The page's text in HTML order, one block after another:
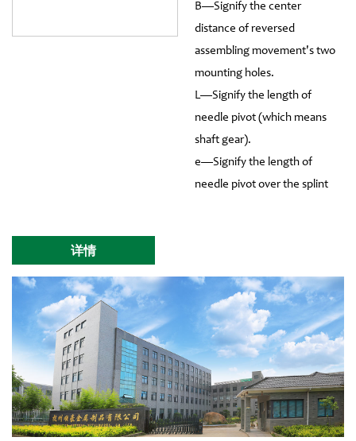
B—Signify the center
distance of reversed
assembling movement's two
mounting holes.
L—Signify the length of
needle pivot (which means
shaft gear).
e—Signify the length of
needle pivot over the splint
详情